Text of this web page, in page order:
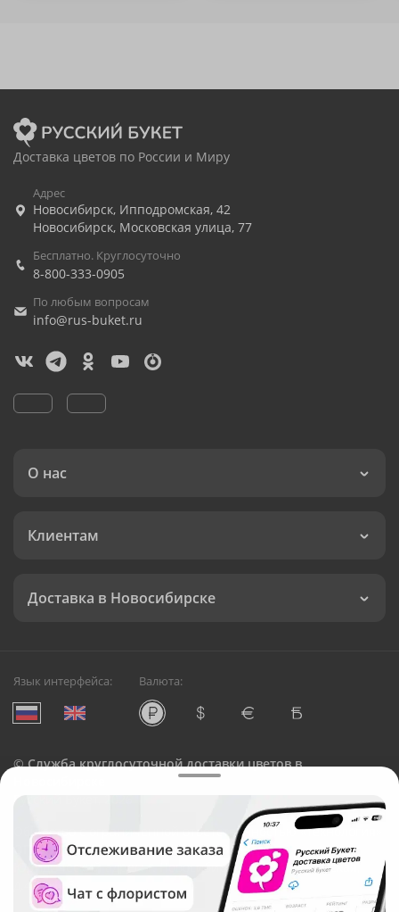
Доставка цветов по России и Миру
Адрес
Новосибирск, Ипподромская, 42
Новосибирск, Московская улица, 77
Бесплатно. Круглосуточно
8-800-333-0905
По любым вопросам
info@rus-buket.ru
О нас
Клиентам
Доставка в Новосибирске
Язык интерфейса: Валюта:
©Служба круглосуточной доставки цветов в
Русский Букет, 2026
Общество с ограниченной ответственностью «Технология»
ОГРН: 1195476081745, ИНН: 5410081997
Юридический адрес: г. Новосибирск, ул. Ипподромская,
д.42, оф. 3